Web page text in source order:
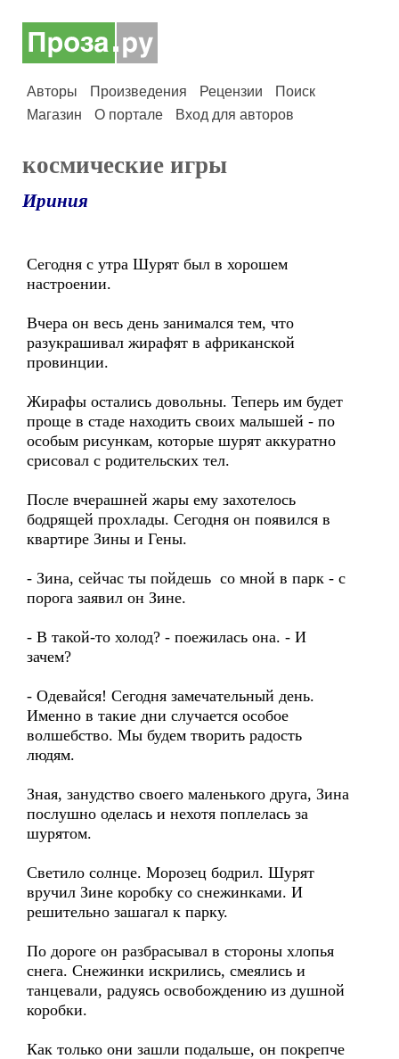
Авторы Произведения Рецензии
Поиск
Магазин
О портале Вход для авторов
космические игры
Ириния
Сегодня с утра Шурят был в хорошем
настроении.
Вчера он весь день занимался тем, что
разукрашивал жирафят в африканской
провинции.
Жирафы остались довольны. Теперь им будет
проще в стаде находить своих малышей - по
особым рисункам, которые шурят аккуратно
срисовал с родительских тел.
После вчерашней жары ему захотелось
бодрящей прохлады. Сегодня он появился в
квартире Зины и Гены.
- Зина, сейчас ты пойдешь со мной в парк - с
порога заявил он Зине.
- В такой-то холод? - поежилась она. - И
зачем?
- Одевайся! Сегодня замечательный день.
Именно в такие дни случается особое
волшебство. Мы будем творить радость
людям.
Зная, занудство своего маленького друга, Зина
послушно оделась и нехотя поплелась за
шурятом.
Светило солнце. Морозец бодрил. Шурят
вручил Зине коробку со снежинками. И
решительно зашагал к парку.
По дороге он разбрасывал в стороны хлопья
снега. Снежинки искрились, смеялись и
танцевали, радуясь освобождению из душной
коробки.
Как только они зашли подальше, он покрепче